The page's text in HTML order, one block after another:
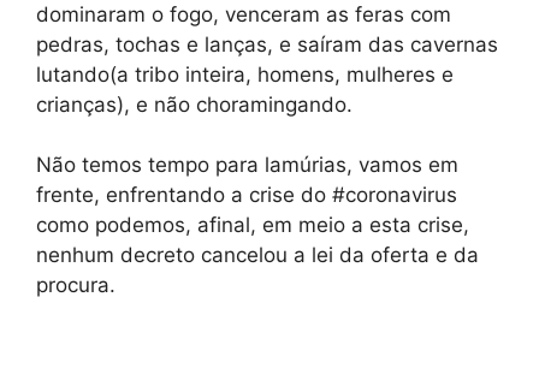
dominaram o fogo, venceram as feras com
pedras, tochas e lanças, e saíram das cavernas
lutando(a tribo inteira, homens, mulheres e
crianças), e não choramingando.
Não temos tempo para lamúrias, vamos em
frente, enfrentando a crise do #coronavirus
como podemos, afinal, em meio a esta crise,
nenhum decreto cancelou a lei da oferta e da
procura.